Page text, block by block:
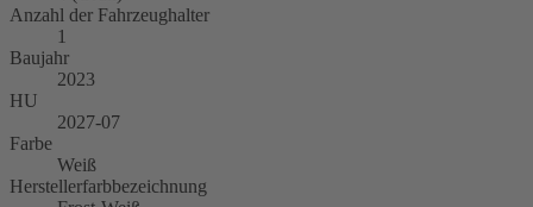
Anzahl der Fahrzeughalter
1
Baujahr
2023
HU
2027-07
Farbe
Weiß
Herstellerfarbbezeichnung